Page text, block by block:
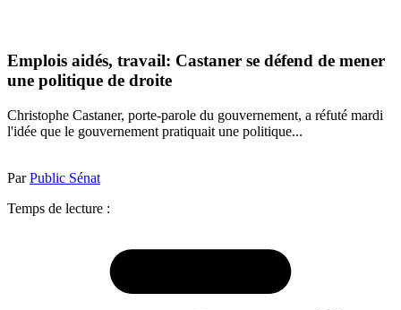
Emplois aidés, travail: Castaner se défend de mener
une politique de droite
Christophe Castaner, porte-parole du gouvernement, a réfuté mardi
l'idée que le gouvernement pratiquait une politique...
ParPublic Sénat
Temps de lecture :